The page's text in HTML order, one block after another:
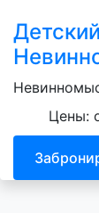
Цены: